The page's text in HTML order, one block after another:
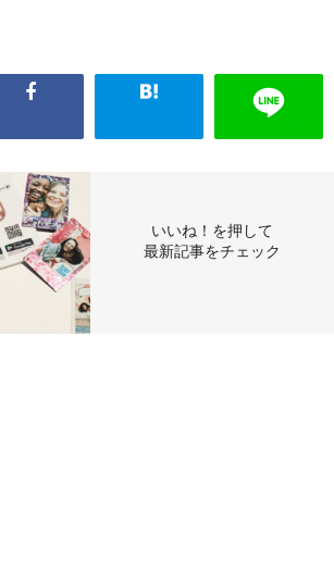
いいね！を押して
最新記事をチェック